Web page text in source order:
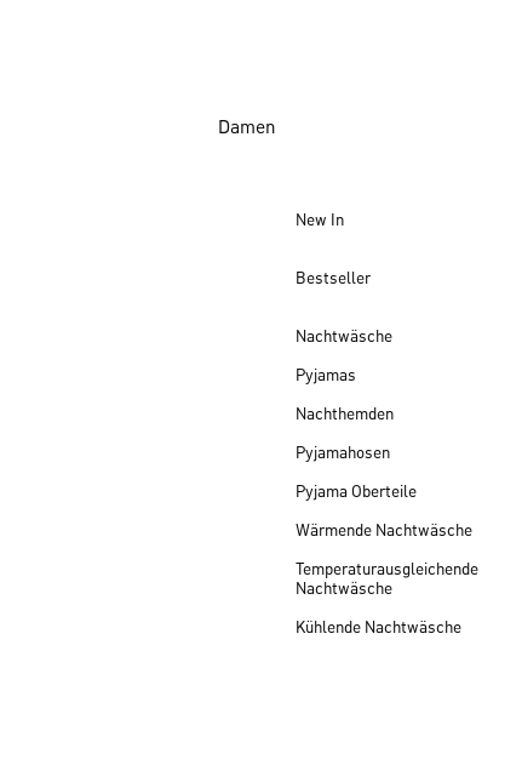
Damen
New In
Bestseller
Nachtwäsche
Pyjamas
Nachthemden
Pyjamahosen
Pyjama Oberteile
Wärmende Nachtwäsche
Temperaturausgleichende
Nachtwäsche
Kühlende Nachtwäsche